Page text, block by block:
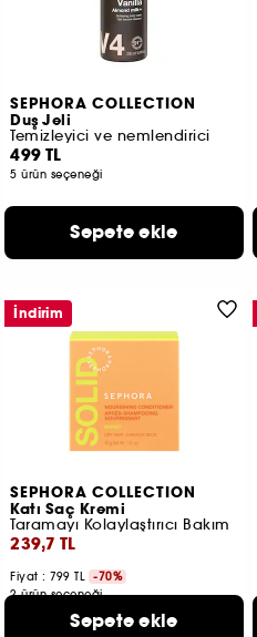
SEPHORA COLLECTION
Duş Jeli
Temizleyici ve nemlendirici
499 TL
5 ürün seçeneği
Sepete ekle
SEPHORA COLLECTION
Katı Saç Kremi
Taramayı Kolaylaştırıcı Bakım
239,7 TL
Fiyat : 799 TL -70%
2 ürün seçeneği
Sepete ekle
İndirim